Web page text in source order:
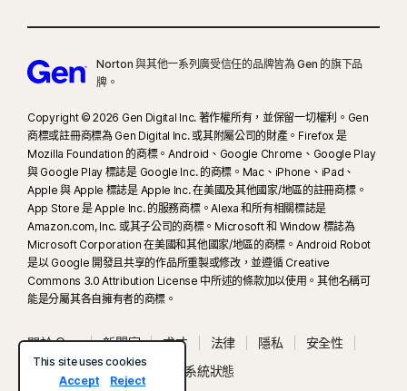
Norton 與其他一系列廣受信任的品牌皆為 Gen 的旗下品
牌。
Copyright © 2026 Gen Digital Inc. 著作權所有，並保留一切權利。Gen
商標或註冊商標為 Gen Digital Inc. 或其附屬公司的財產。Firefox 是
Mozilla Foundation 的商標。Android、Google Chrome、Google Play
與 Google Play 標誌是 Google Inc. 的商標。Mac、iPhone、iPad、
Apple 與 Apple 標誌是 Apple Inc. 在美國及其他國家/地區的註冊商標。
App Store 是 Apple Inc. 的服務商標。Alexa 和所有相關標誌是
Amazon.com, Inc. 或其子公司的商標。Microsoft 和 Window 標誌為
Microsoft Corporation 在美國和其他國家/地區的商標。Android Robot
是以 Google 開發且共享的作品所重製或修改，並遵循 Creative
Commons 3.0 Attribution License 中所述的條款加以使用。其他名稱可
能是分屬其各自擁有者的商標。
關於 Gen 新聞室 求才 法律 隱私
安全性
使用條款
無障礙工具 系統狀態
This site uses cookies
Accept
Reject